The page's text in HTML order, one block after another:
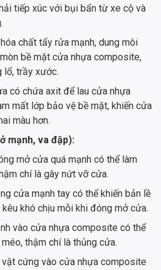
tiếp xúc với bụi bẩn từ xe cộ và
chất tẩy rửa mạnh, dung môi
bề mặt cửa nhựa composite,
lổ, trầy xước.
có chứa axit để lau cửa nhựa
mất lớp bảo vệ bề mặt, khiến cửa
màu hơn.
mạnh, va đập):
mở cửa quá mạnh có thể làm
chí là gây nứt vỡ cửa.
cửa mạnh tay có thể khiến bản lề
khó chịu mỗi khi đóng mở cửa.
vào cửa nhựa composite có thể
thậm chí là thủng cửa.
cứng vào cửa nhựa composite